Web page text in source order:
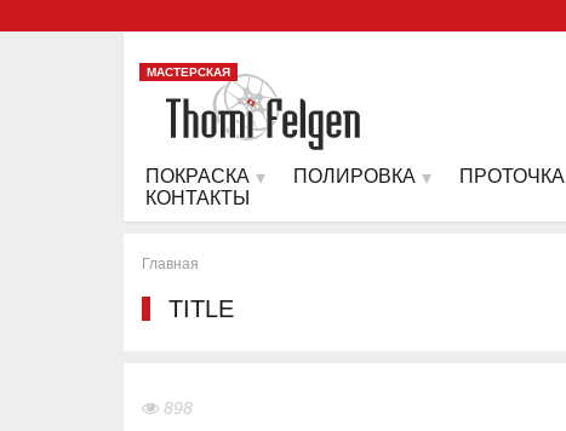
МАСТЕРСКАЯ
ПОКРАСКА ПОЛИРОВКА ПРОТОЧКА
КОНТАКТЫ
Главная
TITLE
898